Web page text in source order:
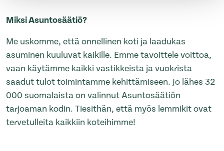
Miksi Asuntosäätiö?
Me uskomme, että onnellinen koti ja laadukas
asuminen kuuluvat kaikille. Emme tavoittele voittoa,
vaan käytämme kaikki vastikkeista ja vuokrista
saadut tulot toimintamme kehittämiseen. Jo lähes 32
000 suomalaista on valinnut Asuntosäätiön
tarjoaman kodin. Tiesithän, että myös lemmikit ovat
tervetulleita kaikkiin koteihimme!